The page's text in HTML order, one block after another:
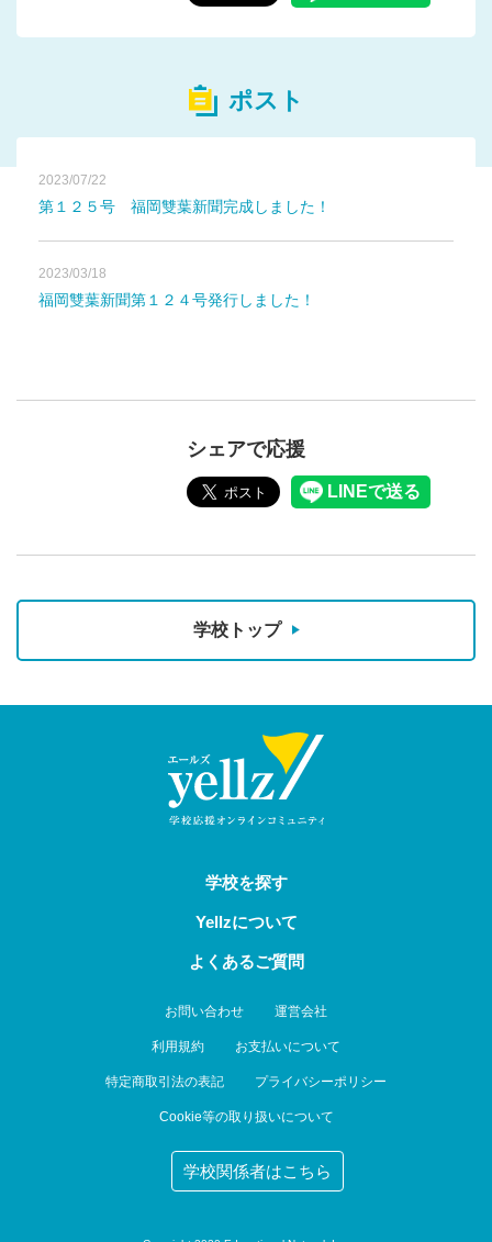
ポスト
2023/07/22
第１２５号 福岡雙葉新聞完成しました！
2023/03/18
福岡雙葉新聞第１２４号発行しました！
シェアで応援
学校トップ
学校を探す
Yellzについて
よくあるご質問
お問い合わせ 運営会社
利用規約 お支払いについて
特定商取引法の表記 プライバシーポリシー
Cookie等の取り扱いについて
学校関係者はこちら